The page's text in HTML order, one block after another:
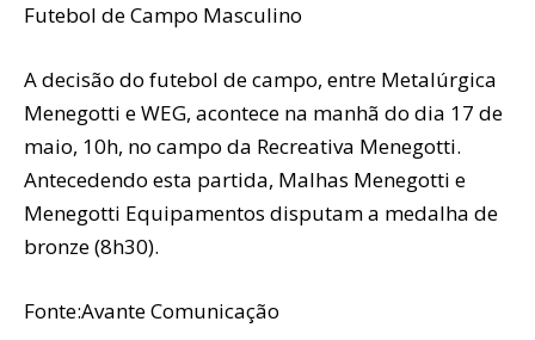
Futebol de Campo Masculino
A decisão do futebol de campo, entre Metalúrgica
Menegotti e WEG, acontece na manhã do dia 17 de
maio, 10h, no campo da Recreativa Menegotti.
Antecedendo esta partida, Malhas Menegotti e
Menegotti Equipamentos disputam a medalha de
bronze (8h30).
Fonte:Avante Comunicação